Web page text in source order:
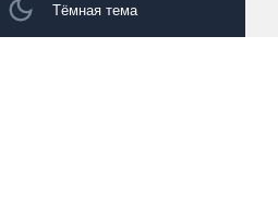
Тёмная тема